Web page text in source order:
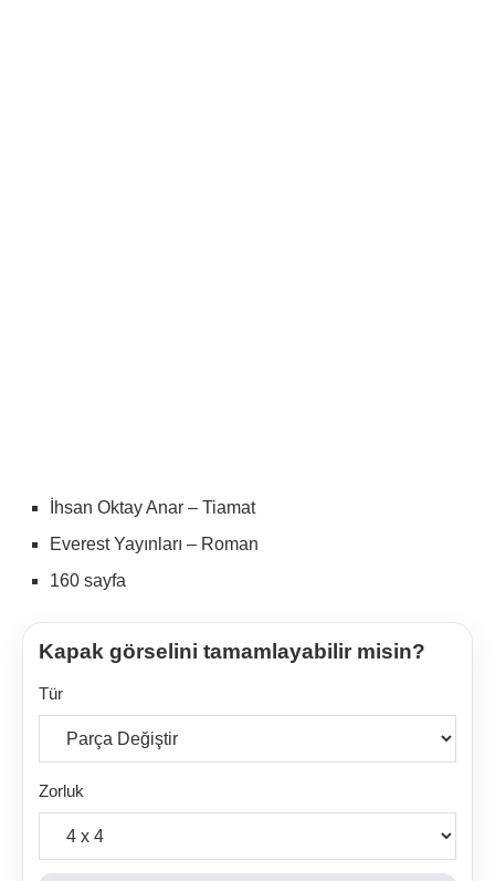
İhsan Oktay Anar – Tiamat
Everest Yayınları – Roman
160 sayfa
Kapak görselini tamamlayabilir misin?
Tür
Zorluk